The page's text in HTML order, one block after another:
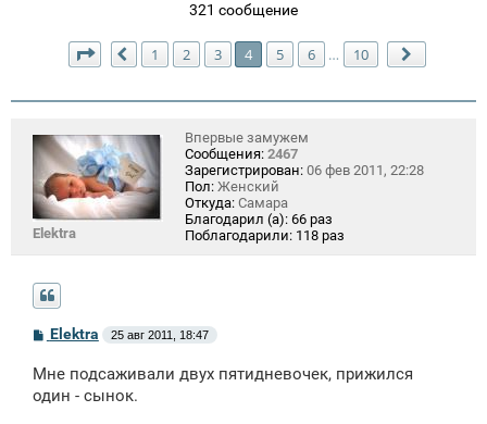
321 сообщение
Страница из
Пред.
1 2 3 4 5 6 … 10
Elektra
Впервые замужем
Сообщения: 2467
Зарегистрирован: 06 фев 2011, 22:28
Пол: Женский
Откуда: Самара
Благодарил (а): 66 раз
Поблагодарили: 118 раз
С
б
щ
е
Elektra 25 авг 2011, 18:47
Мне подсаживали двух пятидневочек, прижился
один - сынок.